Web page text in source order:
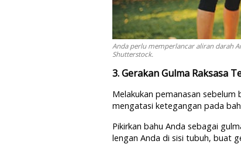
Anda perlu memperlancar aliran darah
Shutterstock.
3. Gerakan Gulma Raksasa
Melakukan pemanasan
mengatasi ketegangan pada
Pikirkan bahu Anda sebagai
lengan Anda di sisi tubuh, buat